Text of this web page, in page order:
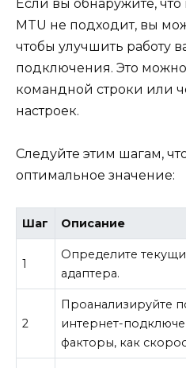
Если вы обнаружите,
MTU не подходит, вы
чтобы улучшить работу
подключения. Это
командной строки или
настроек.
Следуйте этим шагам,
оптимальное значение:
Шаг Описание
1
Определите
адаптера.
2
Проанализируйте
интернет-
факторы, как